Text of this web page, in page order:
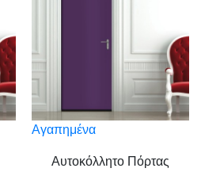
Αγαπημένα
Αυτοκόλλητο Πόρτας